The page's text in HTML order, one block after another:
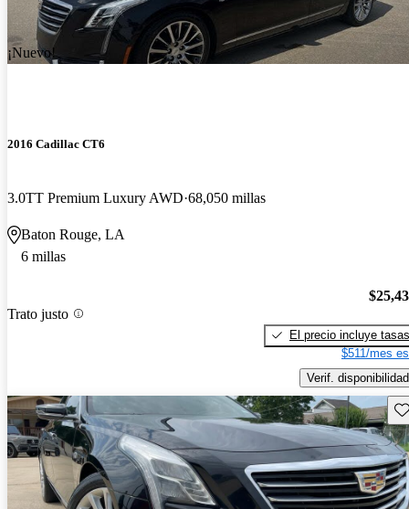
¡Nuevo!
2016 Cadillac CT6
3.0TT Premium Luxury AWD 68,050 millas
Baton Rouge, LA
6 millas
Trato justo
El precio incluye tasas
$511/mes
Verif. disponibilidad